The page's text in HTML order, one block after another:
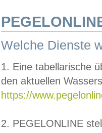
Welche Dienste
1. Eine tabellarische
den aktuellen
https://
2. PEGELONLINE